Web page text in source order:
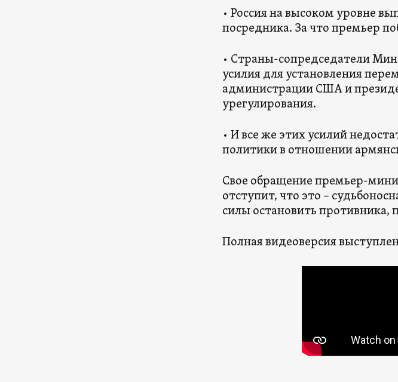
• Россия на высоком уровне
посредника. За что премьер
• Страны-сопредседатели
усилия для установления
администрации США и
урегулирования.
• И все же этих усилий
политики в отношении
Свое обращение премьер-
отступит, что это –
силы остановить противника,
Полная видеоверсия